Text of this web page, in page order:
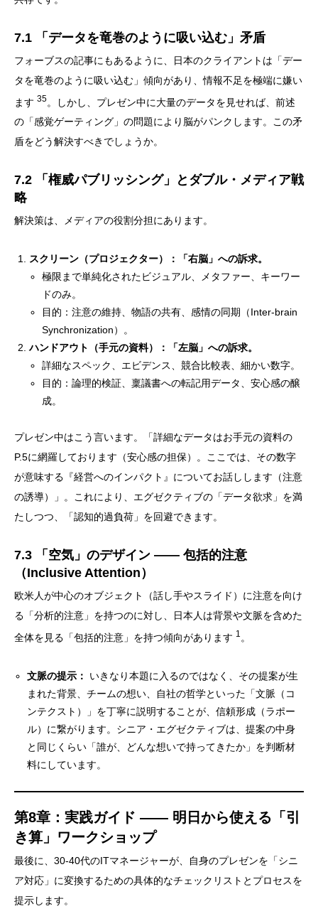
7.1 「データを竜巻のように吸い込む」矛盾
フォーブスの記事にもあるように、日本のクライアントは「デー
タを竜巻のように吸い込む」傾向があり、情報不足を極端に嫌い
ます 35。しかし、プレゼン中に大量のデータを見せれば、前述
の「感覚ゲーティング」の問題により脳がパンクします。この矛
盾をどう解決すべきでしょうか。
7.2 「権威パブリッシング」とダブル・メディア戦
略
解決策は、メディアの役割分担にあります。
スクリーン（プロジェクター）：
「右脳」への訴求。
極限まで単純化されたビジュアル、メタファー、キーワー
ドのみ。
目的：注意の維持、物語の共有、感情の同期（Inter-brain
Synchronization）。
ハンドアウト（手元の資料）：
「左脳」への訴求。
詳細なスペック、エビデンス、競合比較表、細かい数字。
目的：論理的検証、稟議書への転記用データ、安心感の醸
成。
プレゼン中はこう言います。「詳細なデータはお手元の資料の
P.5に網羅しております（安心感の担保）。ここでは、その数字
が意味する『経営へのインパクト』についてお話しします（注意
の誘導）」。これにより、エグゼクティブの「データ欲求」を満
たしつつ、「認知的過負荷」を回避できます。
7.3 「空気」のデザイン —— 包括的注意
（Inclusive Attention）
欧米人が中心のオブジェクト（話し手やスライド）に注意を向け
る「分析的注意」を持つのに対し、日本人は背景や文脈を含めた
全体を見る「包括的注意」を持つ傾向があります 1 。
文脈の提示：
いきなり本題に入るのではなく、その提案が生
まれた背景、チームの想い、自社の哲学といった「文脈（コ
ンテクスト）」を丁寧に説明することが、信頼形成（ラポー
ル）に繋がります。シニア・エグゼクティブは、提案の中身
と同じくらい「誰が、どんな想いで持ってきたか」を判断材
料にしています。
第8章：実践ガイド —— 明日から使える「引
き算」ワークショップ
最後に、30-40代のITマネージャーが、自身のプレゼンを「シニ
ア対応」に変換するための具体的なチェックリストとプロセスを
提示します。